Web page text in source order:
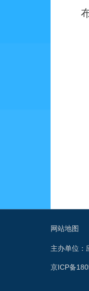
网站地图
主办单位：
京ICP备